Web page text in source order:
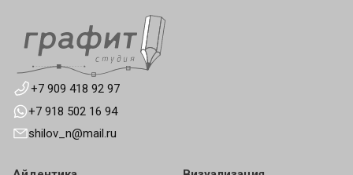
+7 909 418 92 97
+7 918 502 16 94
shilov_n@mail.ru